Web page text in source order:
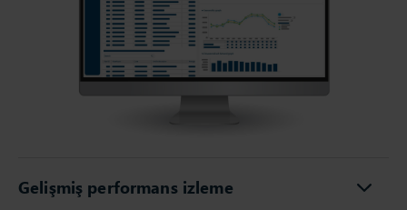
Gelişmiş performans izleme